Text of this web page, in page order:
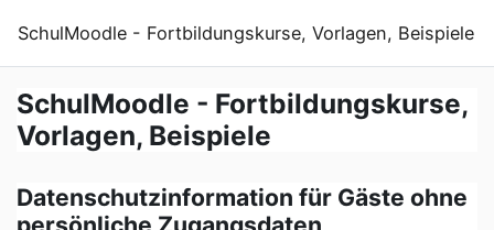
SchulMoodle - Fortbildungskurse, Vorlagen, Beispiele
SchulMoodle - Fortbildungskurse,
Vorlagen, Beispiele
Datenschutzinformation für Gäste ohne